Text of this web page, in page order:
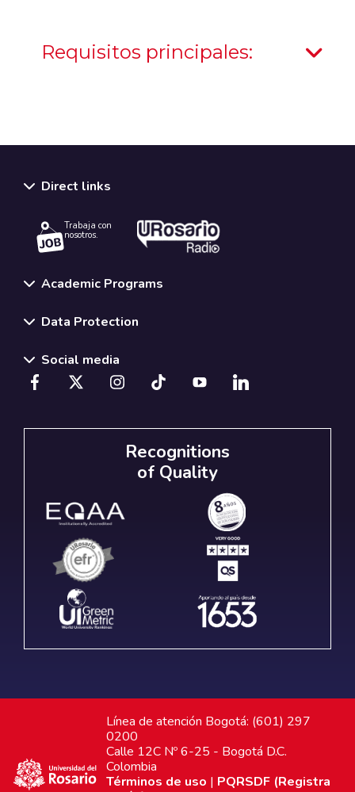
Requisitos principales:
Direct links
Trabaja con
nosotros.
Academic Programs
Data Protection
Social media
Recognitions
of Quality
Línea de atención Bogotá: (601) 297
0200
Calle 12C Nº 6-25 - Bogotá D.C.
Colombia
Términos de uso | PQRSDF (Registra